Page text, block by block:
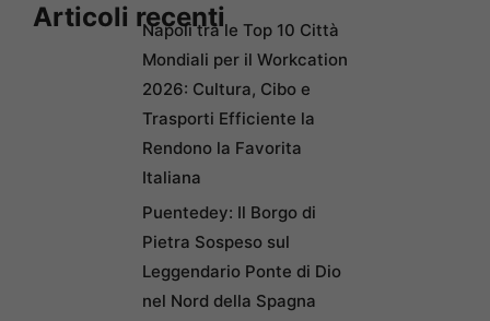
Articoli recentiNapoli tra le Top 10 Città
Mondiali per il Workcation
2026: Cultura, Cibo e
Trasporti Efficiente la
Rendono la Favorita
Italiana
Puentedey: Il Borgo di
Pietra Sospeso sul
Leggendario Ponte di Dio
nel Nord della Spagna